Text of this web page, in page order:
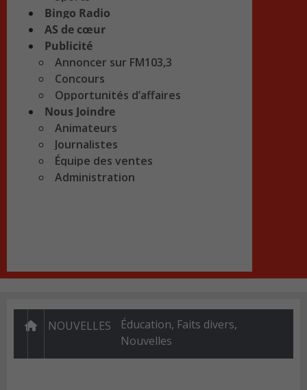
Bingo Radio
AS de cœur
Publicité
Annoncer sur FM103,3
Concours
Opportunités d’affaires
Nous Joindre
Animateurs
Journalistes
Équipe des ventes
Administration
NOUVELLES Éducation, Faits divers,
Nouvelles